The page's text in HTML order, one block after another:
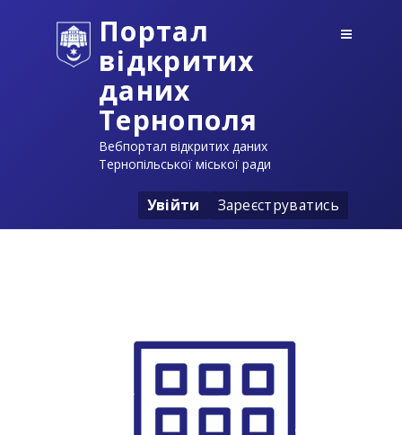
Портал
відкритих
даних
Тернополя
Вебпортал відкритих даних
Тернопільської міської ради
Увійти Зареєструватись